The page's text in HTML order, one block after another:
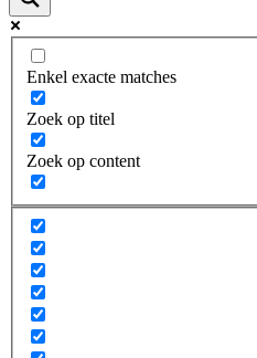
Enkel exacte matches
Zoek op titel
Zoek op content